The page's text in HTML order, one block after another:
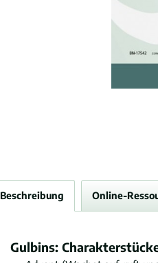
Beschreibung Online-
Gulbins: